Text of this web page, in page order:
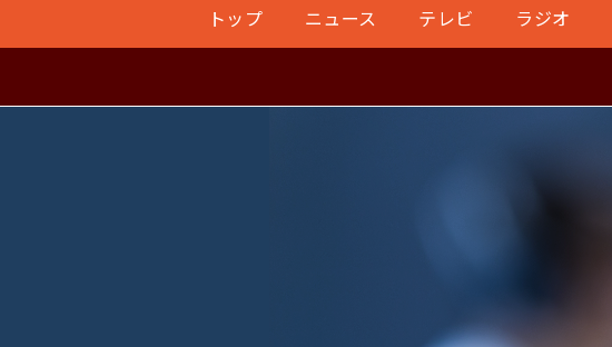
トップ ニュース テレビ ラジオ